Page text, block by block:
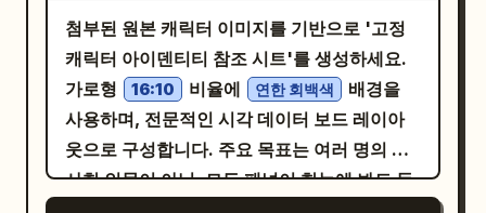
없음, 워터마크 없음으로 설정하세요.
치하고 모바일 히어로 화면으로 자연스럽게 확
장되도록 합니다. 조명은 대형 천창과 몇 개의
따뜻한 작업 조명을 혼합하여 소재의 질감, 단
면 구조, 브랜드 신뢰도를 강조합니다. 색상 체
계에는 다음의 특정 16진수 코드를 포함해야
합니다: Pulp Cream #E9E1D4, Workshop
Grey #A9ACA8, Deep Olive Green
첨부된 원본 캐릭터 이미지를 기반으로 '고정
캐릭터 아이덴티티 참조 시트'를 생성하세요.
가로형
16:10 비율에 연한 회백색
배경을
사용하며, 전문적인 시각 데이터 보드 레이아
웃으로 구성합니다. 주요 목표는 여러 명의 유
사한 인물이 아닌, 모든 패널이 한눈에 봐도 동